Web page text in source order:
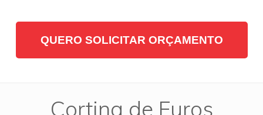
QUERO SOLICITAR ORÇAMENTO
Cortina de Furos